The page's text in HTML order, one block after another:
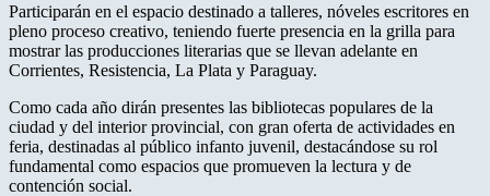
Participarán en el espacio destinado a talleres, nóveles escritores en
pleno proceso creativo, teniendo fuerte presencia en la grilla para
mostrar las producciones literarias que se llevan adelante en
Corrientes, Resistencia, La Plata y Paraguay.
Como cada año dirán presentes las bibliotecas populares de la
ciudad y del interior provincial, con gran oferta de actividades en
feria, destinadas al público infanto juvenil, destacándose su rol
fundamental como espacios que promueven la lectura y de
contención social.